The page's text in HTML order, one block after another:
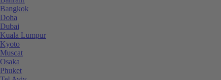
Bangkok
Doha
Dubai
Kuala Lumpur
Kyoto
Muscat
Osaka
Phuket